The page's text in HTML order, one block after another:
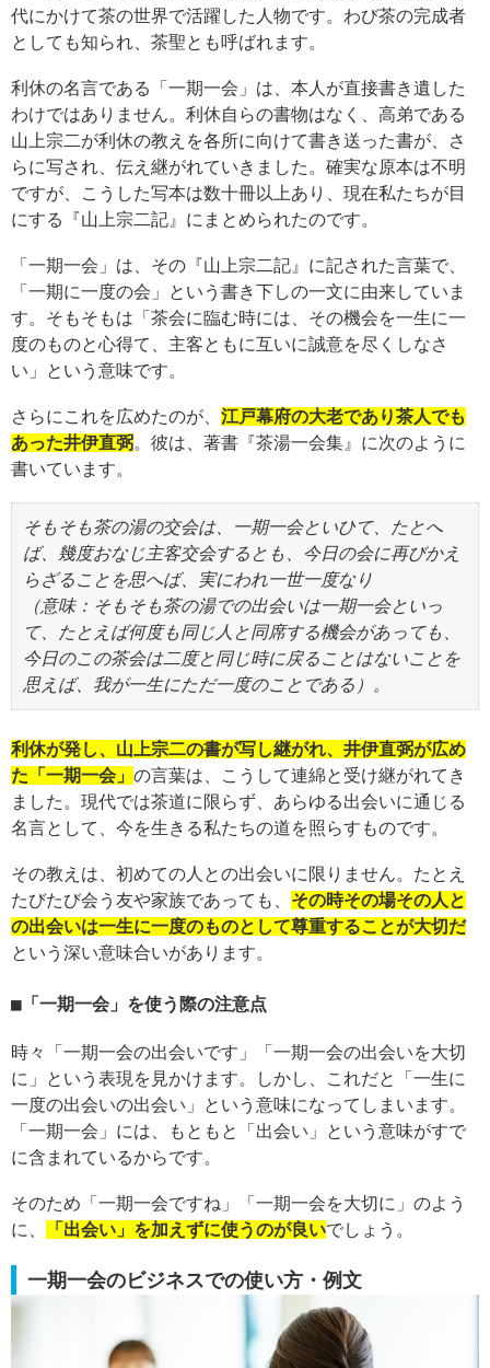
代にかけて茶の世界で活躍した人物です。わび茶の完成者
としても知られ、茶聖とも呼ばれます。
利休の名言である「一期一会」は、本人が直接書き遺した
わけではありません。利休自らの書物はなく、高弟である
山上宗二が利休の教えを各所に向けて書き送った書が、さ
らに写され、伝え継がれていきました。確実な原本は不明
ですが、こうした写本は数十冊以上あり、現在私たちが目
にする『山上宗二記』にまとめられたのです。
「一期一会」は、その『山上宗二記』に記された言葉で、
「一期に一度の会」という書き下しの一文に由来していま
す。そもそもは「茶会に臨む時には、その機会を一生に一
度のものと心得て、主客ともに互いに誠意を尽くしなさ
い」という意味です。
さらにこれを広めたのが、 江戸幕府の大老であり茶人でも
あった井伊直弼。彼は、著書『茶湯一会集』に次のように
書いています。
そもそも茶の湯の交会は、一期一会といひて、たとへ
ば、幾度おなじ主客交会するとも、今日の会に再びかえ
らざることを思へば、実にわれ一世一度なり
（意味：そもそも茶の湯での出会いは一期一会といっ
て、たとえば何度も同じ人と同席する機会があっても、
今日のこの茶会は二度と同じ時に戻ることはないことを
思えば、我が一生にただ一度のことである）。
利休が発し、山上宗二の書が写し継がれ、井伊直弼が広め
た「一期一会」 の言葉は、こうして連綿と受け継がれてき
ました。現代では茶道に限らず、あらゆる出会いに通じる
名言として、今を生きる私たちの道を照らすものです。
その教えは、初めての人との出会いに限りません。たとえ
たびたび会う友や家族であっても、 その時その場その人と
の出会いは一生に一度のものとして尊重することが大切だ
という深い意味合いがあります。
「一期一会」を使う際の注意点
時々「一期一会の出会いです」「一期一会の出会いを大切
に」という表現を見かけます。しかし、これだと「一生に
一度の出会いの出会い」という意味になってしまいます。
「一期一会」には、もともと「出会い」という意味がすで
に含まれているからです。
そのため「一期一会ですね」「一期一会を大切に」のよう
に、
「出会い」を加えずに使うのが良いでしょう。
一期一会のビジネスでの使い方・例文